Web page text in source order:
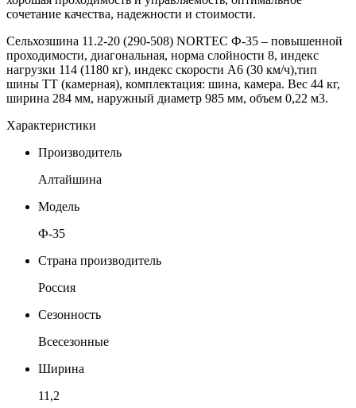
сочетание качества, надежности и стоимости.
Сельхозшина 11.2-20 (290-508) NORTEC Ф-35 – повышенной
проходимости, диагональная, норма слойности 8, индекс
нагрузки 114 (1180 кг), индекс скорости А6 (30 км/ч),тип
шины ТТ (камерная), комплектация: шина, камера. Вес 44 кг,
ширина 284 мм, наружный диаметр 985 мм, объем 0,22 м3.
Характеристики
Производитель
Алтайшина
Модель
Ф-35
Страна производитель
Россия
Сезонность
Всесезонные
Ширина
11,2